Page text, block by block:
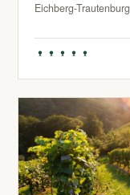
Eichberg-Trautenburg